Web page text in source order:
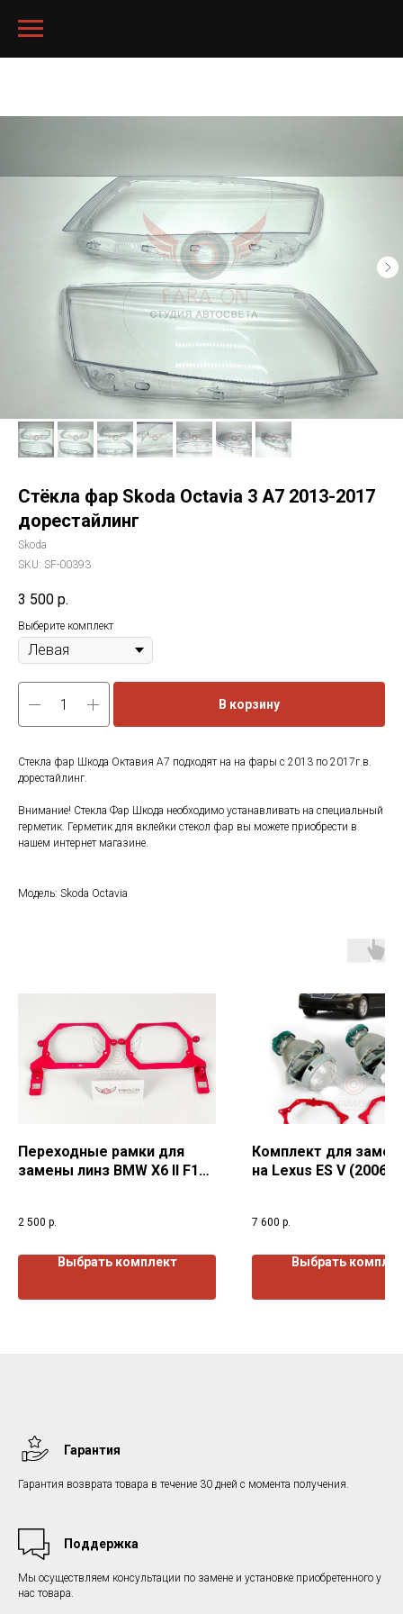
Стёкла фар Skoda Octavia 3 A7 2013-2017
дорестайлинг
Skoda
SKU: SF-00393
3 500 р.
Выберите комплект
В корзину
Стекла фар Шкода Октавия А7 подходят на на фары с 2013 по 2017г.в.
дорестайлинг.
Внимание! Стекла Фар Шкода необходимо устанавливать на специальный
герметик. Герметик для вклейки стекол фар вы можете приобрести в
нашем интернет магазине.
Модель: Skoda Octavia
Переходные рамки для
замены линз BMW X6 II F16
2 500 р.
Выбрать комплект
Комплект для
на Lexus ES V (2006-
7 600 р.
Выбрать
Гарантия
Гарантия возврата товара в течение 30 дней с момента получения.
Поддержка
Мы осуществляем консультации по замене и установке приобретенного у
нас товара.